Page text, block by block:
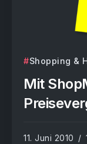
Shopping &
Mit
11. Juni 2010